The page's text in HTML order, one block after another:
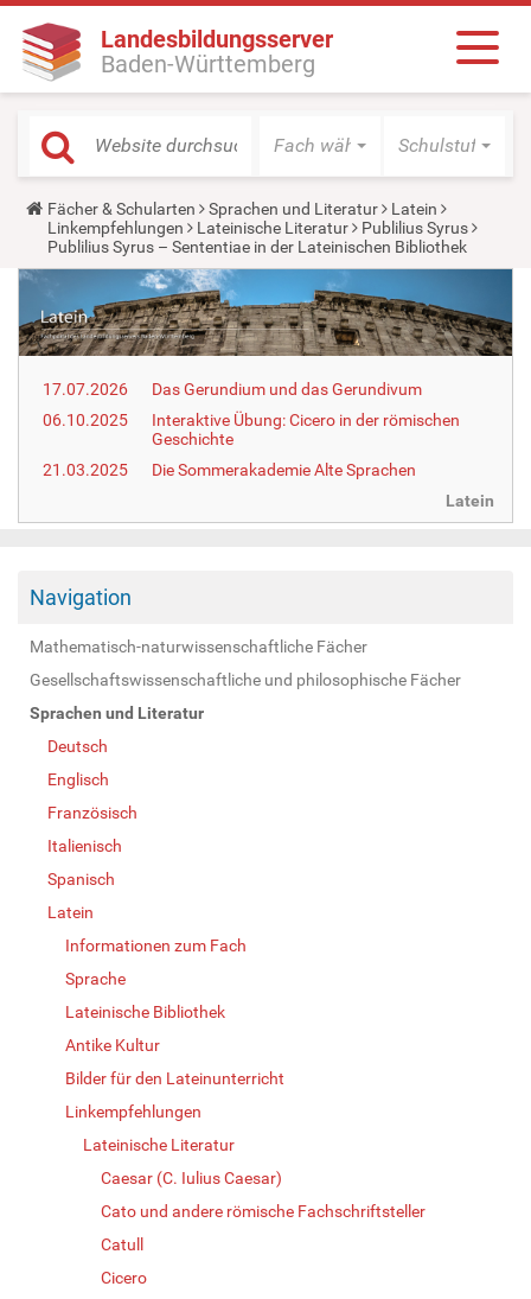
Landesbildungsserver
Baden-Württemberg
Fach wählen Schulstufe
Y
o
u
a
h
e
r
:
Fächer & Schularten Sprachen und Literatur
Latein
Linkempfehlungen
Lateinische Literatur
Publilius Syrus
Publilius Syrus – Sententiae in der Lateinischen Bibliothek
17.07.2026
Das Gerundium und das Gerundivum
06.10.2025
Interaktive Übung: Cicero in der römischen
Geschichte
21.03.2025
Die Sommerakademie Alte Sprachen
Latein
Navigation
Mathematisch-naturwissenschaftliche Fächer
Gesellschaftswissenschaftliche und philosophische Fächer
Sprachen und Literatur
Deutsch
Englisch
Französisch
Italienisch
Spanisch
Latein
Informationen zum Fach
Sprache
Lateinische Bibliothek
Antike Kultur
Bilder für den Lateinunterricht
Linkempfehlungen
Lateinische Literatur
Caesar (C. Iulius Caesar)
Cato und andere römische Fachschriftsteller
Catull
Cicero